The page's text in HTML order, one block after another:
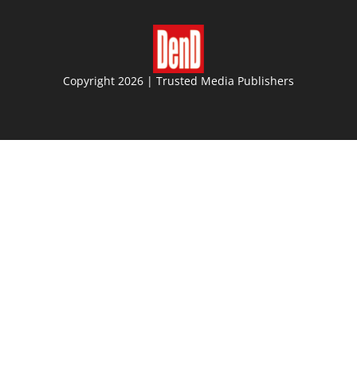
Copyright 2026 | Trusted Media Publishers